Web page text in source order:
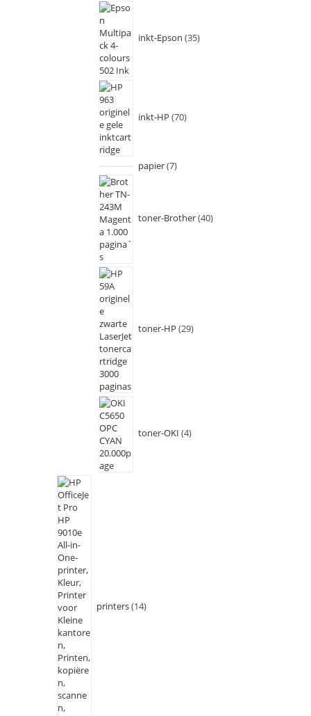
inkt-Epson 35
inkt-HP 70
papier 7
toner-Brother 40
toner-HP 29
toner-OKI 4
printers 14